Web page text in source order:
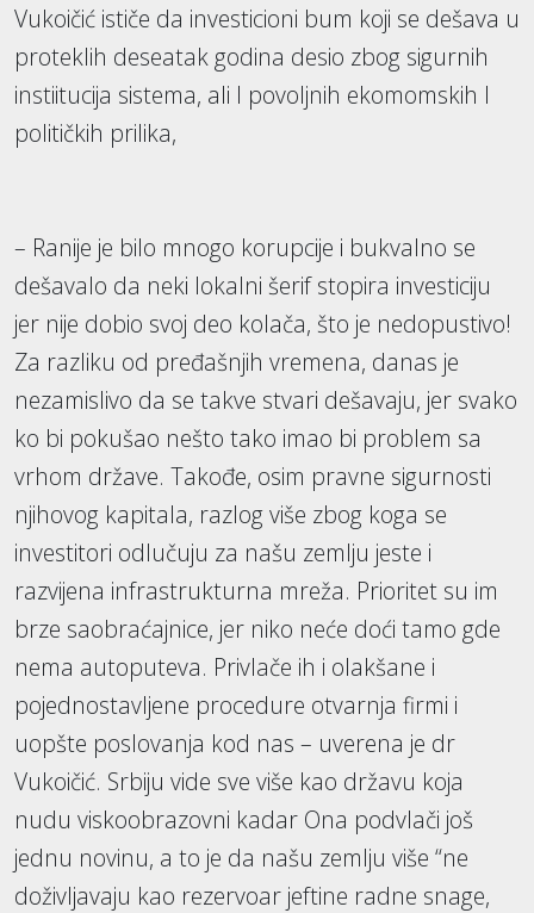
Vukoičić ističe da investicioni bum koji se dešava u
proteklih deseatak godina desio zbog sigurnih
instiitucija sistema, ali I povoljnih ekomomskih I
političkih prilika,
– Ranije je bilo mnogo korupcije i bukvalno se
dešavalo da neki lokalni šerif stopira investiciju
jer nije dobio svoj deo kolača, što je nedopustivo!
Za razliku od pređašnjih vremena, danas je
nezamislivo da se takve stvari dešavaju, jer svako
ko bi pokušao nešto tako imao bi problem sa
vrhom države. Takođe, osim pravne sigurnosti
njihovog kapitala, razlog više zbog koga se
investitori odlučuju za našu zemlju jeste i
razvijena infrastrukturna mreža. Prioritet su im
brze saobraćajnice, jer niko neće doći tamo gde
nema autoputeva. Privlače ih i olakšane i
pojednostavljene procedure otvarnja firmi i
uopšte poslovanja kod nas – uverena je dr
Vukoičić. Srbiju vide sve više kao državu koja
nudu viskoobrazovni kadar Ona podvlači još
jednu novinu, a to je da našu zemlju više “ne
doživljavaju kao rezervoar jeftine radne snage,